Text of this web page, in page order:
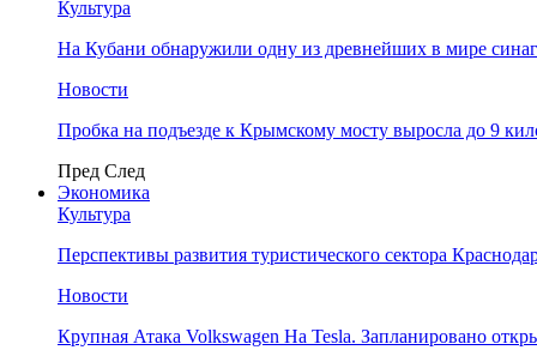
Культура
На Кубани обнаружили одну из древнейших в мире
Новости
Пробка на подъезде к Крымскому мосту выросла до 9
Пред След
Экономика
Культура
Перспективы развития туристического сектора
Новости
Крупная Атака Volkswagen На Tesla. Запланировано